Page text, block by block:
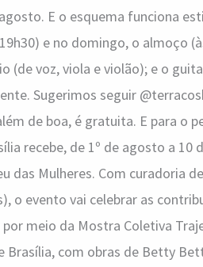
E o esquema funciona
e no domingo, o almoço
(de voz, viola e violão); e o
Sugerimos seguir
de boa, é gratuita. E para o
recebe, de 1º de agosto a
das Mulheres. Com curadoria
o evento vai celebrar as
meio da Mostra Coletiva
Brasília, com obras de Betty